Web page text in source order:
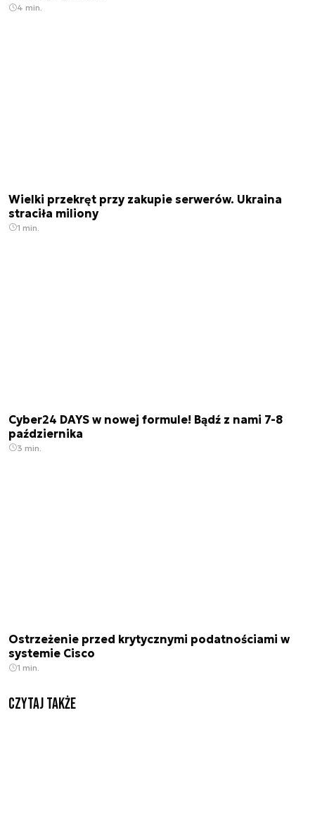
4 min.
Wielki przekręt przy zakupie serwerów. Ukraina
straciła miliony
1 min.
Cyber24 DAYS w nowej formule! Bądź z nami 7-8
października
3 min.
Ostrzeżenie przed krytycznymi podatnościami w
systemie Cisco
1 min.
Czytaj także